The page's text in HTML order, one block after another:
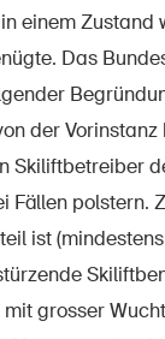
einem Zustand
Das
der
Skiliftbetreiber
Fällen polstern.
ist
grosser